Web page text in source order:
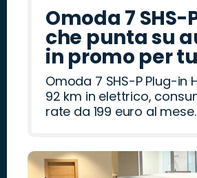
Omoda 7
che punta su
in promo per
Omoda 7 SHS-P Plug-in
92 km in elettrico,
rate da 199 euro al mese.